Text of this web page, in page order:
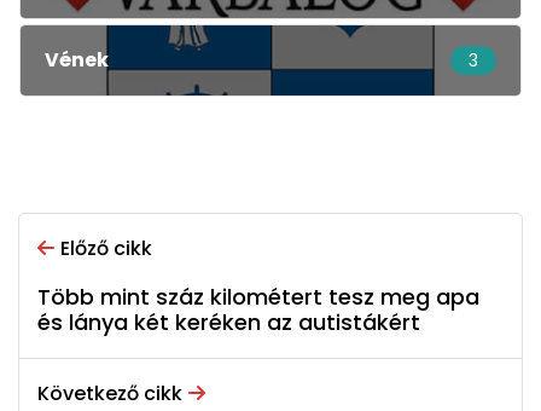
Vének 3
Előző cikk
Több mint száz kilométert tesz meg apa
és lánya két keréken az autistákért
Következő cikk